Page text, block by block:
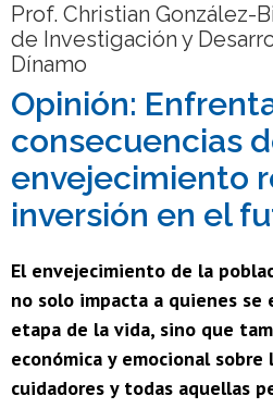
Prof. Christian
de Investigación y
Dínamo
Opinión:
consecuencias
envejecimiento
inversión en el
El envejecimiento de la
no solo impacta a quienes se
etapa de la vida, sino que
económica y emocional
cuidadores y todas aquellas